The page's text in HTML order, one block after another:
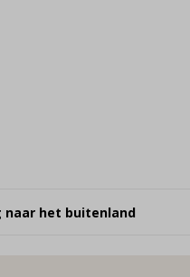
naar het buitenland